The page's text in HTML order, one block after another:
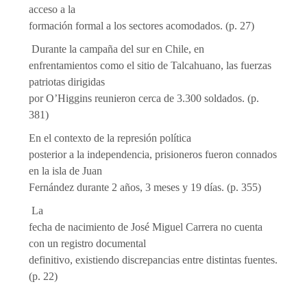
acceso a la
formación formal a los sectores acomodados. (p. 27)
Durante la campaña del sur en Chile, en
enfrentamientos como el sitio de Talcahuano, las fuerzas
patriotas dirigidas
por O’Higgins reunieron cerca de 3.300 soldados. (p.
381)
En el contexto de la represión política
posterior a la independencia, prisioneros fueron con­nados
en la isla de Juan
Fernández durante 2 años, 3 meses y 19 días. (p. 355)
La
fecha de nacimiento de José Miguel Carrera no cuenta
con un registro documental
de­finitivo, existiendo discrepancias entre distintas fuentes.
(p. 22)